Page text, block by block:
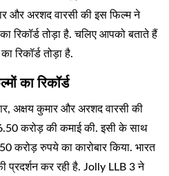
और अरशद वारसी की इस फिल्म ने
रिकॉर्ड तोड़ा है. चलिए आपको बताते हैं
रिकॉर्ड तोड़ा है.
का रिकॉर्ड
अक्षय कुमार और अरशद वारसी की
करोड़ की कमाई की. इसी के साथ
रुपये का कारोबार किया. भारत
प्रदर्शन कर रही है. Jolly LLB 3 ने